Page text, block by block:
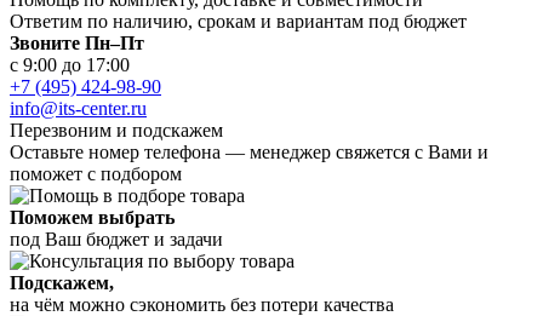
Ответим по наличию, срокам и вариантам под бюджет
Звоните Пн–Пт
с 9:00 до 17:00
+7 (495) 424-98-90
info@its-center.ru
Перезвоним и подскажем
Оставьте номер телефона — менеджер свяжется с Вами и
поможет с подбором
Поможем выбрать
под Ваш бюджет и задачи
Подскажем,
на чём можно сэкономить без потери качества